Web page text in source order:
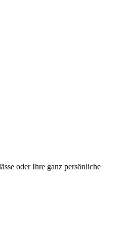
oder Ihre ganz persönliche